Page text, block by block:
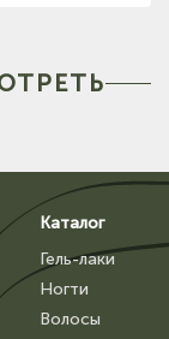
Каталог
Гель-лаки
Ногти
Волосы